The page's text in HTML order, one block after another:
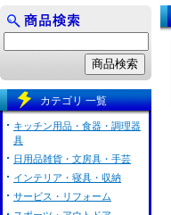
カテゴリ 一覧
キッチン用品・食器・調理器
具
日用品雑貨・文房具・手芸
インテリア・寝具・収納
サービス・リフォーム